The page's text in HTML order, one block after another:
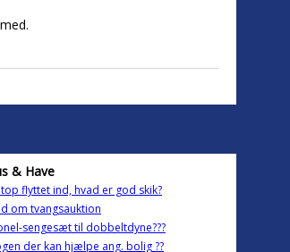
& Have
flyttet ind, hvad er god skik?
om tvangsauktion
sengesæt til dobbeltdyne???
der kan hjælpe ang. bolig ??